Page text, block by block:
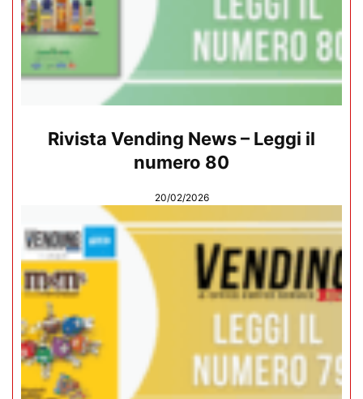
Rivista Vending News – Leggi il
numero 80
20/02/2026